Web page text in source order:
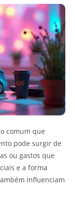
comum que
pode surgir de
ou gastos que
e a forma
influenciam